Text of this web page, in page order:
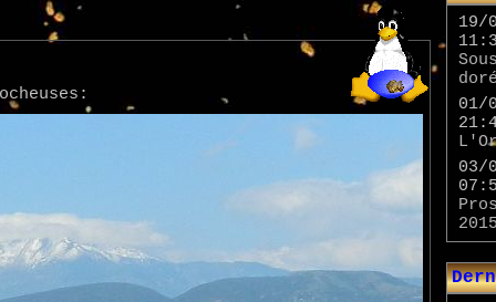
19/
01/
03/